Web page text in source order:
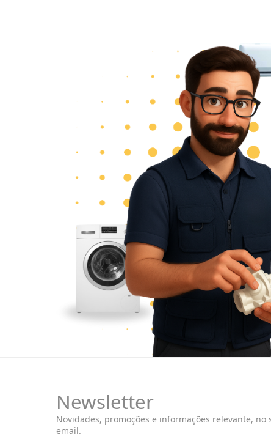
Newsletter
Novidades, promoções e informações relevante, no
email.